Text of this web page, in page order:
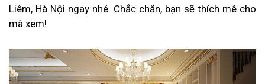
Liêm, Hà Nội ngay nhé. Chắc chắn, bạn sẽ thích mê cho
mà xem!